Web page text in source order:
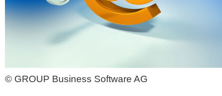
© GROUP Business Software AG